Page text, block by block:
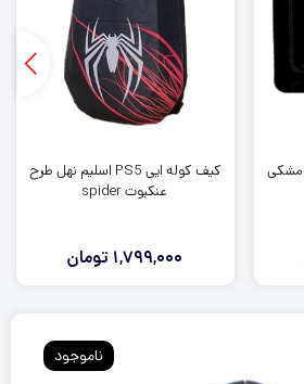
کیف کوله ایی PS5 اسلیم نهل طرح
عنکبوت spider
1,799,000 تومان
ناموجود